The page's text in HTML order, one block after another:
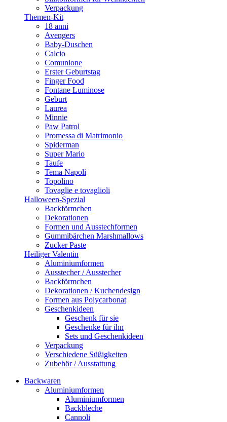
Verpackung
Themen-Kit
18 anni
Avengers
Baby-Duschen
Calcio
Comunione
Erster Geburtstag
Finger Food
Fontane Luminose
Geburt
Laurea
Minnie
Paw Patrol
Promessa di Matrimonio
Spiderman
Super Mario
Taufe
Tema Napoli
Topolino
Tovaglie e tovaglioli
Halloween-Spezial
Backförmchen
Dekorationen
Formen und Ausstechformen
Gummibärchen Marshmallows
Zucker Paste
Heiliger Valentin
Aluminiumformen
Ausstecher / Ausstecher
Backförmchen
Dekorationen / Kuchendesign
Formen aus Polycarbonat
Geschenkideen
Geschenk für sie
Geschenke für ihn
Sets und Geschenkideen
Verpackung
Verschiedene Süßigkeiten
Zubehör / Ausstattung
Backwaren
Aluminiumformen
Aluminiumformen
Backbleche
Cannoli